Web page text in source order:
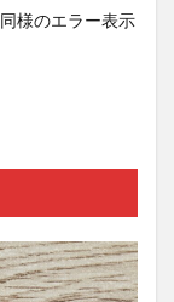
様のエラー表示